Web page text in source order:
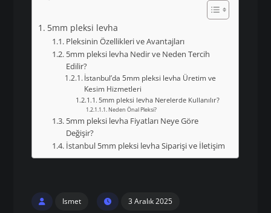
5mm pleksi levha
Pleksinin Özellikleri ve Avantajları
5mm pleksi levha Nedir ve Neden Tercih
Edilir?
İstanbul’da 5mm pleksi levha Üretim ve
Kesim Hizmetleri
5mm pleksi levha Nerelerde Kullanılır?
Neden Önal Pleksi?
5mm pleksi levha Fiyatları Neye Göre
Değişir?
İstanbul 5mm pleksi levha Siparişi ve İletişim
Ismet 3 Aralık 2025